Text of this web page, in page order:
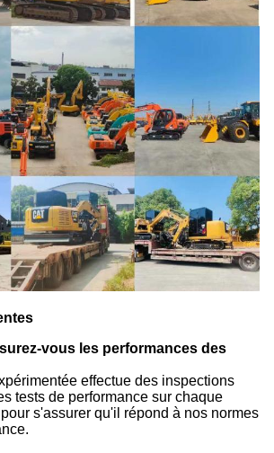
vous les performances des
effectue des inspections
tests de performance sur chaque
s'assurer qu'il répond à nos normes